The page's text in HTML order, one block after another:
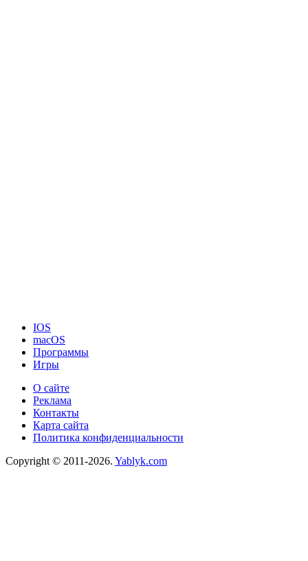
IOS
macOS
Программы
Игры
О сайте
Реклама
Контакты
Карта сайта
Политика конфиденциальности
Copyright © 2011-2026. Yablyk.сom